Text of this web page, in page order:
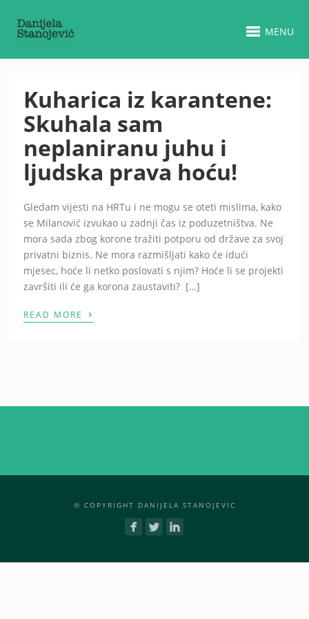
MENU
Kuharica iz karantene:
Skuhala sam
neplaniranu juhu i
ljudska prava hoću!
Gledam vijesti na HRTu i ne mogu se oteti mislima, kako
se Milanović izvukao u zadnji čas iz poduzetništva. Ne
mora sada zbog korone tražiti potporu od države za svoj
privatni biznis. Ne mora razmišljati kako će idući
mjesec, hoće li netko poslovati s njim? Hoće li se projekti
završiti ili će ga korona zaustaviti? […]
READ MORE ›
© COPYRIGHT DANIJELA STANOJEVIC